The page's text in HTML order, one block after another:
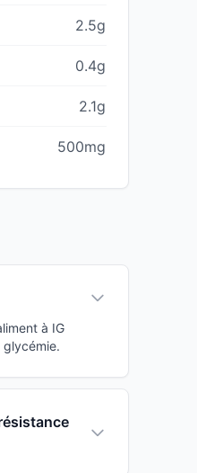
2.5g
0.4g
2.1g
500mg
à IG